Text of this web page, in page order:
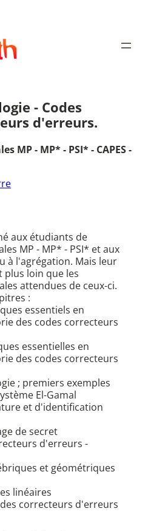
- Codes
d'erreurs.
MP - MP* - PSI* - CAPES -
aux étudiants de
MP - MP* - PSI* et aux
à l'agrégation. Mais leur
loin que les
attendues de ceux-ci.
:
essentiels en
des codes correcteurs
essentielles en
des codes correcteurs
; premiers exemples
El-Gamal
et d'identification
de secret
d'erreurs -
et géométriques
linéaires
correcteurs d'erreurs